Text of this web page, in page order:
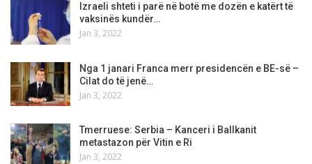
Izraeli shteti i parë në botë me dozën e katërt të
vaksinës kundër…
Jan 3, 2022
Nga 1 janari Franca merr presidencën e BE-së –
Cilat do të jenë…
Jan 3, 2022
Tmerruese: Serbia – Kanceri i Ballkanit
metastazon për Vitin e Ri
Jan 3, 2022